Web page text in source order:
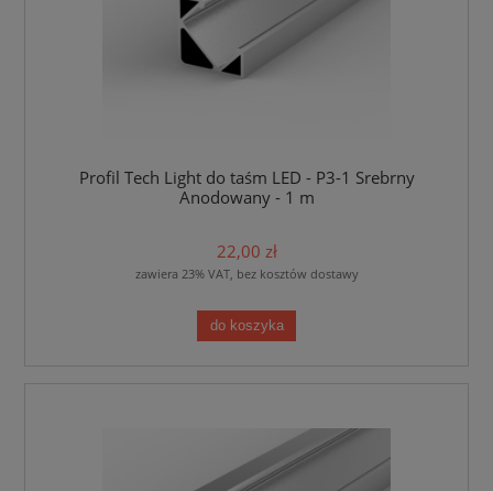
Profil Tech Light do taśm LED - P3-1 Srebrny
Anodowany - 1 m
22,00 zł
zawiera 23% VAT, bez kosztów dostawy
do koszyka